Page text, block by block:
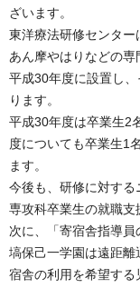
ざいます。
東洋療法研修センタ
あん摩やはりなどの専
平成30年度に設置し
ります。
平成30年度は卒業生2
度についても卒業生1
ます。
今後も、研修に対す
専攻科卒業生の就職支
次に、「寄宿舎指導員
塙保己一学園は遠距
宿舎の利用を希望す